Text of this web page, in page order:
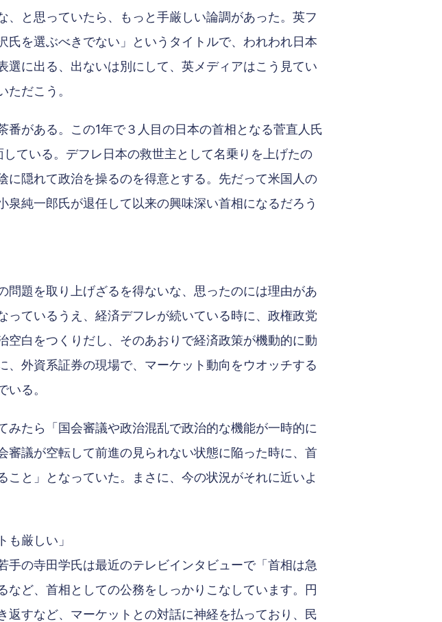
と思っていたら、もっと手厳しい論調があった。英フ
を選ぶべきでない」というタイトルで、われわれ日本
に出る、出ないは別にして、英メディアはこう見てい
だこう。
番がある。この1年で３人目の日本の首相となる菅直人氏
ている。デフレ日本の救世主として名乗りを上げたの
隠れて政治を操るのを得意とする。先だって米国人の
純一郎氏が退任して以来の興味深い首相になるだろう
題を取り上げざるを得ないな、思ったのには理由があ
ているうえ、経済デフレが続いている時に、政権政党
白をつくりだし、そのあおりで経済政策が機動的に動
外資系証券の現場で、マーケット動向をウオッチする
る。
たら「国会審議や政治混乱で政治的な機能が一時的に
議が空転して前進の見られない状態に陥った時に、首
と」となっていた。まさに、今の状況がそれに近いよ
厳しい」
の寺田学氏は最近のテレビインタビューで「首相は急
ど、首相としての公務をしっかりこなしています。円
すなど、マーケットとの対話に神経を払っており、民